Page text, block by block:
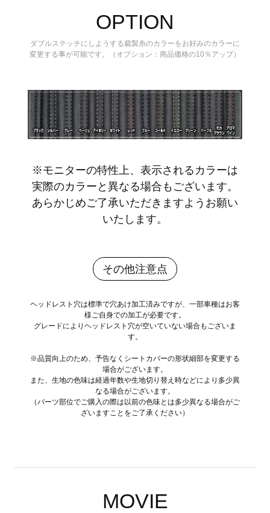
OPTION
ダブルステッチにしようする裁製糸のカラーをお好みのカラーに
変更する事が可能です。（オプション：商品価格の10％アップ）
※モニターの特性上、表示されるカラーは
実際のカラーと異なる場合もございます。
あらかじめご了承いただきますようお願い
いたします。
その他注意点
ヘッドレスト穴は標準で穴あけ加工済みですが、一部車種はお客
様ご自身での加工が必要です。
グレードによりヘッドレスト穴が空いていない場合もございま
す。
※品質向上のため、予告なくシートカバーの形状細部を変更する
場合がございます。
また、生地の色味は経過年数や生地切り替え時などにより多少異
なる場合がございます。
（パーツ部位でご購入の際は以前の色味とは多少異なる場合がご
ざいますことをご了承ください）
MOVIE